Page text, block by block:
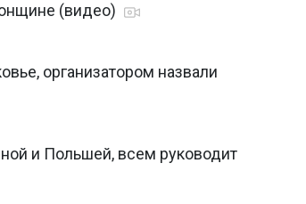
(видео)
организатором назвали
и Польшей, всем руководит